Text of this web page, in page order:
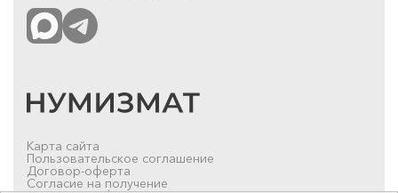
Карта сайта
Пользовательское соглашение
Договор-оферта
Согласие на получение